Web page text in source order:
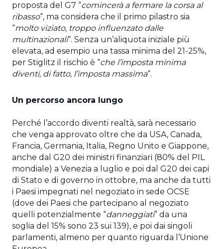
proposta del G7 “comincerà a fermare la corsa al
ribasso“, ma considera che il primo pilastro sia
“molto viziato, troppo influenzato dalle
multinazionali“. Senza un’aliquota iniziale più
elevata, ad esempio una tassa minima del 21-25%,
per Stiglitz il rischio è “che l’imposta minima
diventi, di fatto, l’imposta massima“.
Un percorso ancora lungo
Perché l’accordo diventi realtà, sarà necessario
che venga approvato oltre che da USA, Canada,
Francia, Germania, Italia, Regno Unito e Giappone,
anche dal G20 dei ministri finanziari (80% del PIL
mondiale) a Venezia a luglio e poi dal G20 dei capi
di Stato e di governo in ottobre, ma anche da tutti
i Paesi impegnati nel negoziato in sede OCSE
(dove dei Paesi che partecipano al negoziato
quelli potenzialmente “danneggiati” da una
soglia del 15% sono 23 sui 139), e poi dai singoli
parlamenti, almeno per quanto riguarda l’Unione